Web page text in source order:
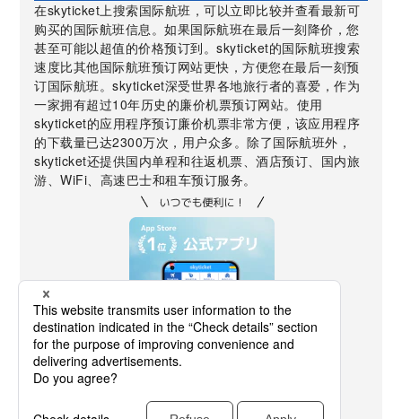
在skyticket上搜索国际航班，可以立即比较并查看最新可
购买的国际航班信息。如果国际航班在最后一刻降价，您
甚至可能以超值的价格预订到。skyticket的国际航班搜索
速度比其他国际航班预订网站更快，方便您在最后一刻预
订国际航班。skyticket深受世界各地旅行者的喜爱，作为
一家拥有超过10年历史的廉价机票预订网站。使用
skyticket的应用程序预订廉价机票非常方便，该应用程序
的下载量已达2300万次，用户众多。除了国际航班外，
skyticket还提供国内单程和往返机票、酒店预订、国内旅
游、WiFi、高速巴士和租车预订服务。